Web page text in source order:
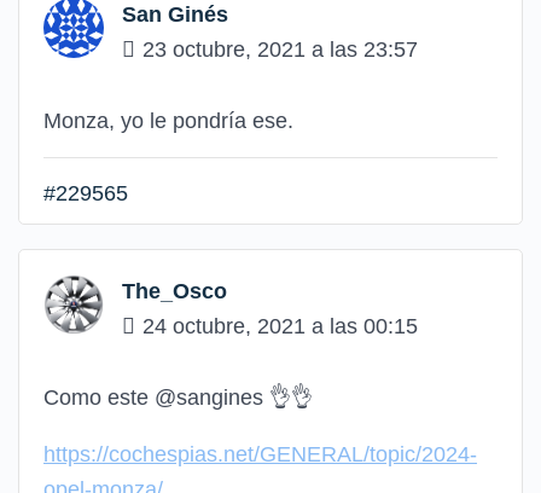
San Ginés
23 octubre, 2021 a las 23:57
Monza, yo le pondría ese.
#229565
The_Osco
24 octubre, 2021 a las 00:15
Como este @sangines 👌👌
https://cochespias.net/GENERAL/topic/2024-